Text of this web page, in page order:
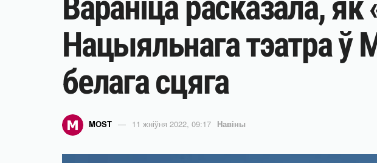
Нацыяльнага тэатра ў
белага сцяга
MOST 11 жніўня 2022, 09:17 Навіны